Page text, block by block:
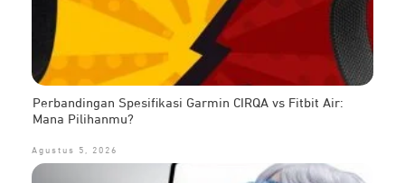
Perbandingan Spesifikasi Garmin CIRQA vs Fitbit Air:
Mana Pilihanmu?
Agustus 5, 2026